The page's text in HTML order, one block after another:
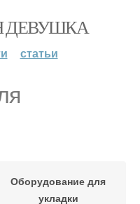
ДЕВУШКА
статьи
Оборудование для
укладки